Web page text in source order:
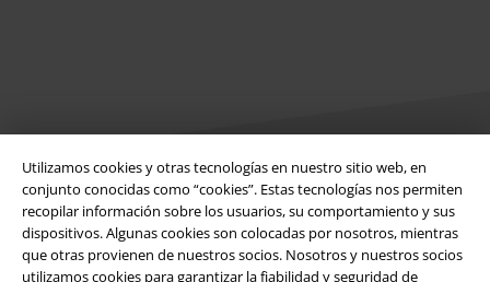
Utilizamos cookies y otras tecnologías en nuestro sitio web, en
conjunto conocidas como “cookies”. Estas tecnologías nos permiten
recopilar información sobre los usuarios, su comportamiento y sus
dispositivos. Algunas cookies son colocadas por nosotros, mientras
que otras provienen de nuestros socios. Nosotros y nuestros socios
utilizamos cookies para garantizar la fiabilidad y seguridad de
Legal
Términos y Condiciones